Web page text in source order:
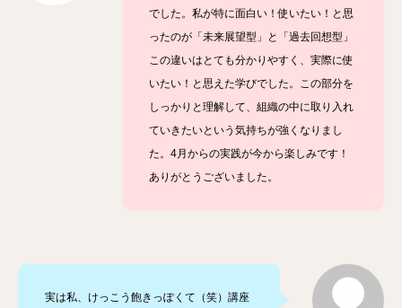
でした。私が特に面白い！使いたい！と思
ったのが「未来展望型」と「過去回想型」
この違いはとても分かりやすく、実際に使
いたい！と思えた学びでした。この部分を
しっかりと理解して、組織の中に取り入れ
ていきたいという気持ちが強くなりまし
た。 4月からの実践が今から楽しみです！
ありがとうございました。
実は私、けっこう飽きっぽくて（笑）講座